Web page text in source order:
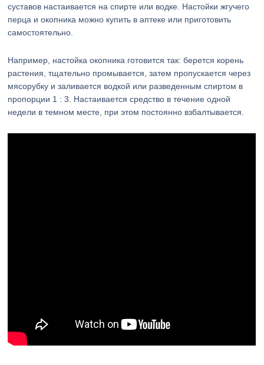
суставов настаивается на спирте или водке. Настойки жгучего
перца и окопника можно купить в аптеке или приготовить
самостоятельно.
Например, настойка окопника готовится так: берется корень
растения, тщательно промывается, затем пропускается через
мясорубку и заливается водкой или разведенным спиртом в
пропорции 1 : 3. Настаивается средство в течение одной
недели в темном месте, при этом постоянно взбалтывается.